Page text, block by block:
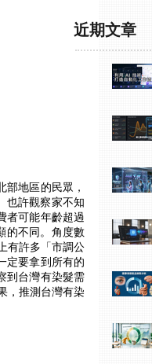
地區的民眾，
也許觀察家不知
者可能年齡超過
的不同。角度數
有許多「市調公
定要拿到所有的
到台灣有染髮需
，推測台灣有染
近期文章